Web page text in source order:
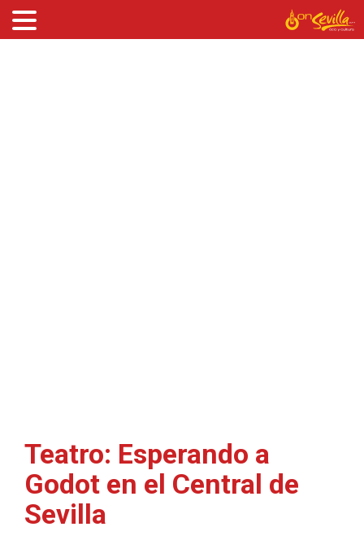
Teatro: Esperando a
Godot en el Central de
Sevilla